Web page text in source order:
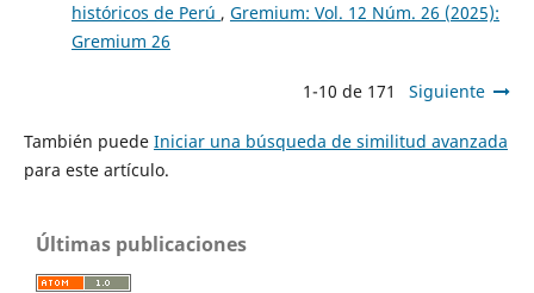
históricos de Perú , Gremium: Vol. 12 Núm. 26 (2025):
Gremium 26
1-10 de 171 Siguiente
También puede Iniciar una búsqueda de similitud avanzada
para este artículo.
Últimas publicaciones